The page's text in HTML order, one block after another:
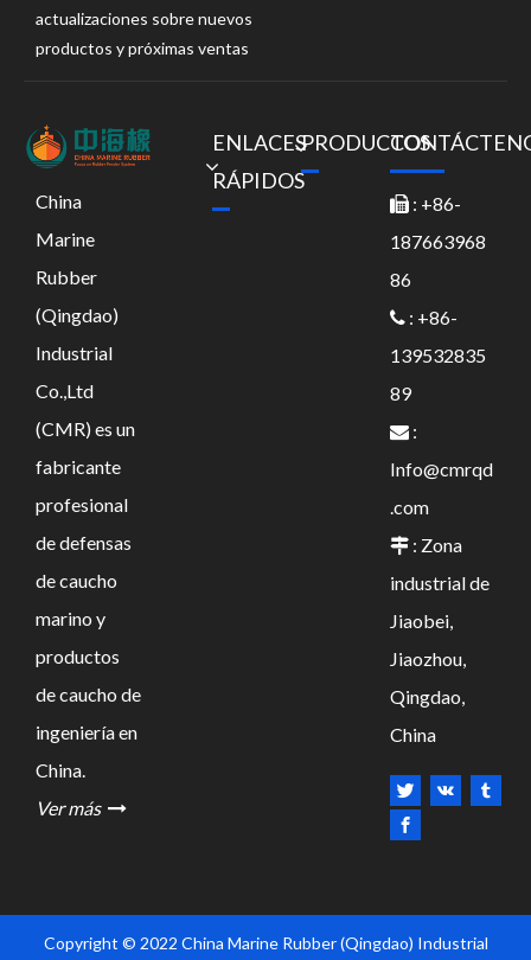
actualizaciones sobre nuevos
productos y próximas ventas
China
Marine
Rubber
(Qingdao)
Industrial
Co.,Ltd
(CMR) es un
fabricante
profesional
de defensas
de caucho
marino y
productos
de caucho de
ingeniería en
China.
Ver más 
ENLACES
RÁPIDOS
PRODUCTOS
: +86-
187663968
86
: +86-
139532835
89
:
Info@cmrqd
.com
: Zona
industrial de
Jiaobei,
Jiaozhou,
Qingdao,
China
Copyright © 2022 China Marine Rubber (Qingdao) Industrial